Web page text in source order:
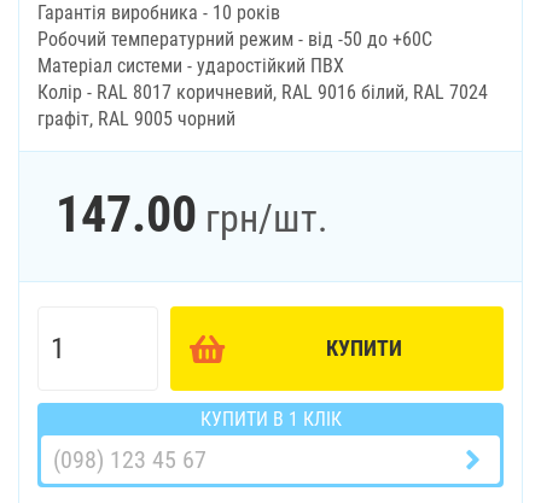
Гарантія виробника - 10 років
Робочий температурний режим - від -50 до +60С
Матеріал системи - ударостійкий ПВХ
Колір - RAL 8017 коричневий, RAL 9016 білий, RAL 7024
графіт, RAL 9005 чорний
147.00 грн/шт.
КУПИТИ
КУПИТИ В 1 КЛІК